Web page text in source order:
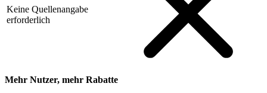
Keine Quellenangabe
erforderlich
Mehr Nutzer, mehr Rabatte